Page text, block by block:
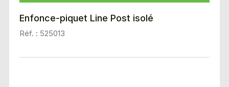
Enfonce-piquet Line Post isolé
Réf. : 525013